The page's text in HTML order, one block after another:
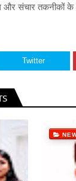
संचार तकनीकों के
Twitter